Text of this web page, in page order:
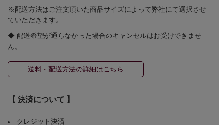
※配送方法はご注文頂いた商品サイズによって弊社にて選択させ
ていただきます。
◆ 配送希望が通らなかった場合のキャンセルはお受けできませ
ん。
送料・配送方法の詳細はこちら
【 決済について 】
クレジット決済